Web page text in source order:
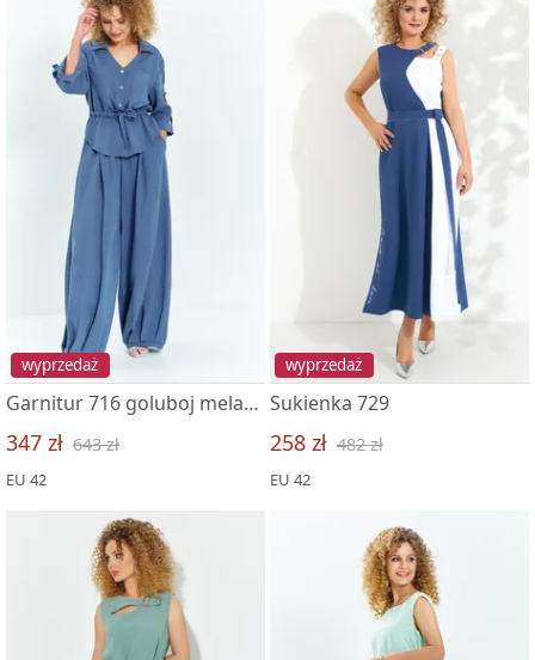
wyprzedaż
Garnitur 716 goluboj melanzh
347 zł 643 zł
EU 42
wyprzedaż
Sukienka 729
258 zł 482 zł
EU 42